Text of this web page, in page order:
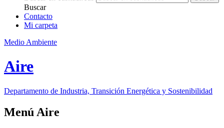
Buscar
Contacto
Mi carpeta
Medio Ambiente
Aire
Departamento de Industria, Transición Energética y Sostenibilidad
Menú Aire